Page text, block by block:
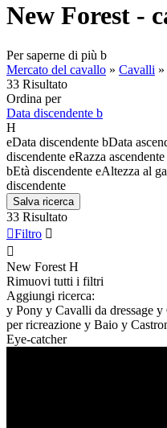
New Forest -
Per saperne di più b
Mercato del cavallo » Cavalli »
33 Risultato
Ordina per
Data discendente b
H
eData discendente bData
discendente eRazza ascendente
bEtà discendente eAltezza al
discendente
Salva ricerca
33 Risultato
Filtro 

New Forest H
Rimuovi tutti i filtri
Aggiungi ricerca:
y Pony y Cavalli da dressage y
per ricreazione y Baio y
Eye-catcher